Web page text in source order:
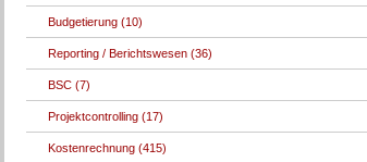
Budgetierung (10)
Reporting / Berichtswesen (36)
BSC (7)
Projektcontrolling (17)
Kostenrechnung (415)